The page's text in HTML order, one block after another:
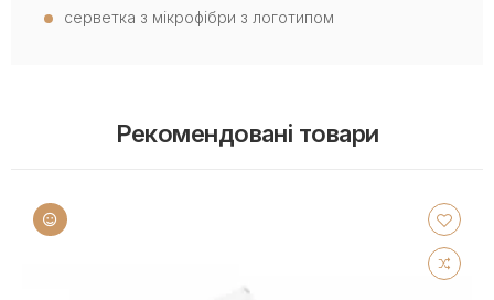
серветка з мікрофібри з логотипом
Рекомендовані товари